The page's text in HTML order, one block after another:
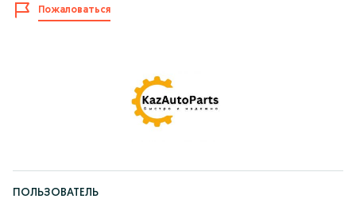
Пожаловаться
ПОЛЬЗОВАТЕЛЬ